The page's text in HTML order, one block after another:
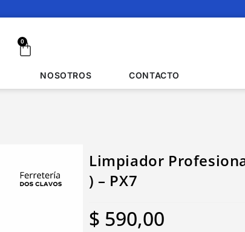
0
NOSOTROS CONTACTO
Limpiador
) – PX7
$ 590,00